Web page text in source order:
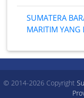
SUMATERA
MARITIM YANG
© 2014-2026 Copyright